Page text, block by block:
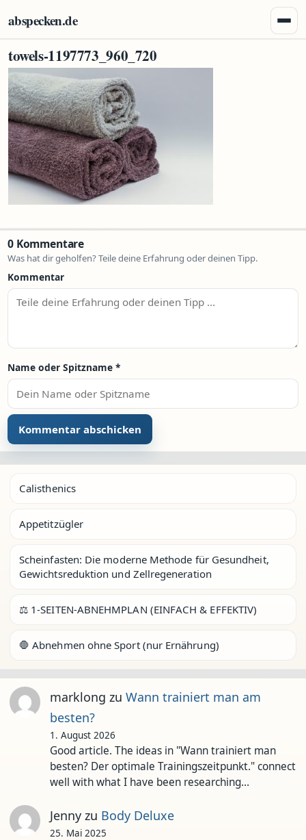
abspecken.de
towels-1197773_960_720
0 Kommentare
Was hat dir geholfen? Teile deine Erfahrung oder deinen Tipp.
Kommentar
Name oder Spitzname *
Calisthenics
Appetitzügler
Scheinfasten: Die moderne Methode für Gesundheit,
Gewichtsreduktion und Zellregeneration
⚖️ 1-SEITEN-ABNEHMPLAN (EINFACH & EFFEKTIV)
🛑 Abnehmen ohne Sport (nur Ernährung)
marklong zu Wann trainiert man am
besten?
1. August 2026
Good article. The ideas in "Wann trainiert man
besten? Der optimale Trainingszeitpunkt." connect
well with what I have been researching…
Jennyzu Body Deluxe
25. Mai 2025